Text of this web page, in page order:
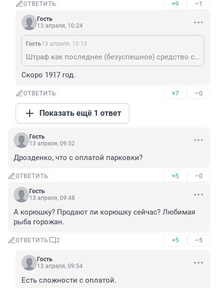
ОТВЕТИТЬ +9 –1
Гость
13 апреля, 10:24
Гость13 апреля, 10:13
Штраф как последнее (безуспешное) средство свести бюджет. Это между собой мы граждане, а для них просто тюбики. Бесплатно будет, когда отключатся базовые станции сотовой связи и паркоматы, но тогда и всё остальное ненадолго может стать бесплатным, особенно жизни.
Скоро 1917 год.
ОТВЕТИТЬ +7 –0
Показать ещё 1 ответ
Гость
13 апреля, 09:52
Дрозденко, что с оплатой парковки?
ОТВЕТИТЬ +5 –0
Гость
13 апреля, 09:48
А корюшку? Продают ли корюшку сейчас? Любимая
рыба горожан.
ОТВЕТИТЬ 2 +5 –5
Гость
13 апреля, 09:54
Есть сложности с оплатой.